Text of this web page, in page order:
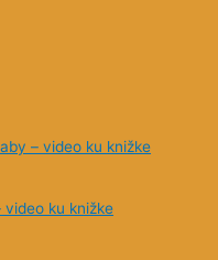
– video ku knižke
video ku knižke